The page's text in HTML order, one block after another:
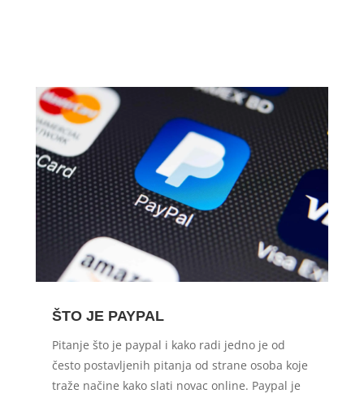
ŠTO JE PAYPAL
Pitanje što je paypal i kako radi jedno je od
često postavljenih pitanja od strane osoba koje
traže načine kako slati novac online. Paypal je